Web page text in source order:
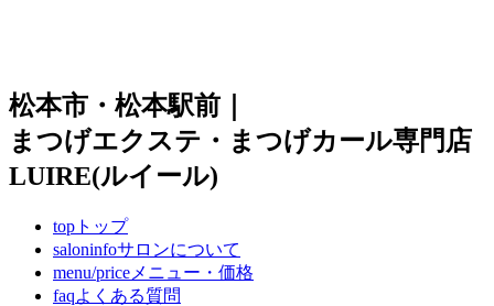
松本市・松本駅前｜
まつげエクステ・まつげカール専門店
LUIRE(ルイール)
top トップ
saloninfoサロンについて
menu/price メニュー・価格
faqよくある質問